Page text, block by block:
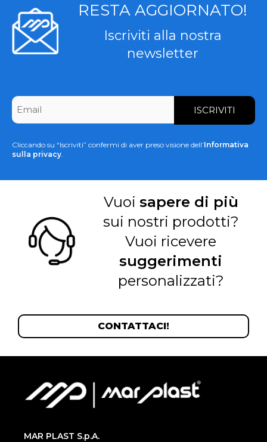
RESTA AGGIORNATO!
Iscriviti alla nostra
newsletter
CAPTCHA
Email
Cliccando su “Iscriviti” confermi di aver preso visione dell’Informativa
sulla privacy.
Vuoi sapere di più
sui nostri prodotti?
Vuoi ricevere
suggerimenti
personalizzati?
CONTATTACI!
MAR PLAST S.p.A.